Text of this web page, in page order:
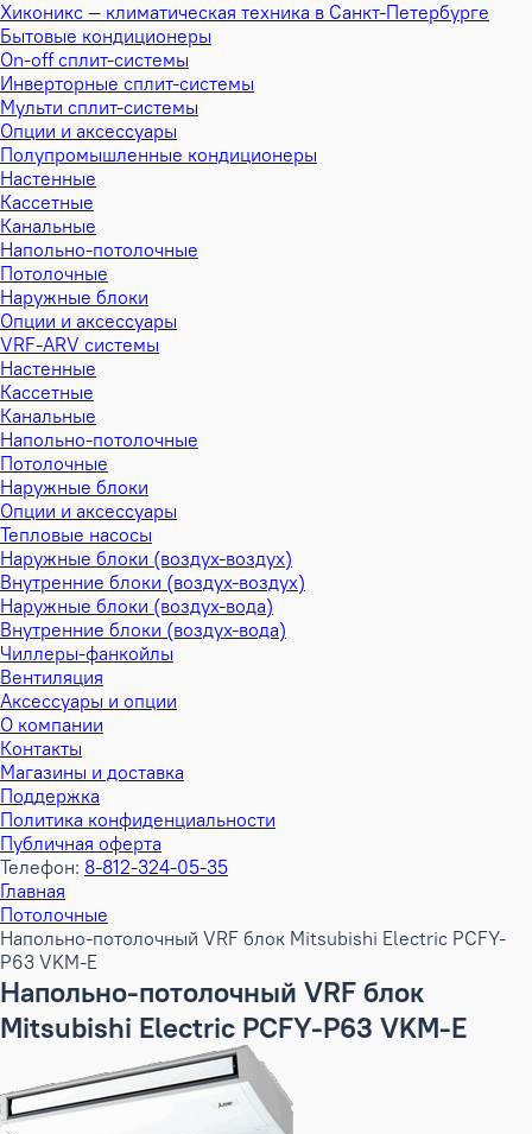
Хиконикс — климатическая техника в Санкт-Петербурге
Бытовые кондиционеры
On-off сплит-системы
Инверторные сплит-системы
Мульти сплит-системы
Опции и аксессуары
Полупромышленные кондиционеры
Настенные
Кассетные
Канальные
Напольно-потолочные
Потолочные
Наружные блоки
Опции и аксессуары
VRF-ARV системы
Настенные
Кассетные
Канальные
Напольно-потолочные
Потолочные
Наружные блоки
Опции и аксессуары
Тепловые насосы
Наружные блоки (воздух-воздух)
Внутренние блоки (воздух-воздух)
Наружные блоки (воздух-вода)
Внутренние блоки (воздух-вода)
Чиллеры-фанкойлы
Вентиляция
Аксессуары и опции
О компании
Контакты
Магазины и доставка
Поддержка
Политика конфиденциальности
Публичная оферта
Телефон: 8-812-324-05-35
Главная
Потолочные
Напольно-потолочный VRF блок Mitsubishi Electric PCFY-
P63 VKM-E
Напольно-потолочный VRF блок
Mitsubishi Electric PCFY-P63 VKM-E